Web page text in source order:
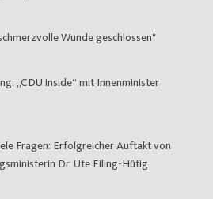
Wunde geschlossen"
„CDU inside“ mit Innenminister
Fragen: Erfolgreicher Auftakt von
Dr. Ute Eiling-Hütig